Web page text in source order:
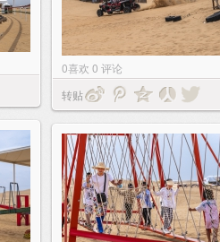
0喜欢 0 评论
转贴